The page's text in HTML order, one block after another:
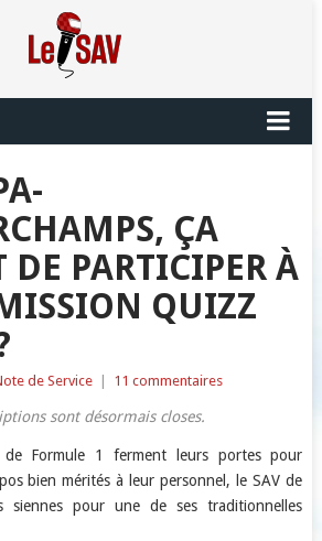
ÇA
DE PARTICIPER À
QUIZZ
de Service 11 commentaires
sont désormais closes.
Formule 1 ferment leurs portes pour
bien mérités à leur personnel, le SAV de
siennes pour une de ses traditionnelles